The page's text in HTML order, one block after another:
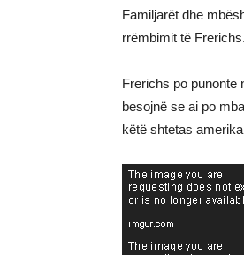
Familjarët dhe
rrëmbimit të Frerichs.
Frerichs po punonte
besojnë se ai po
këtë shtetas